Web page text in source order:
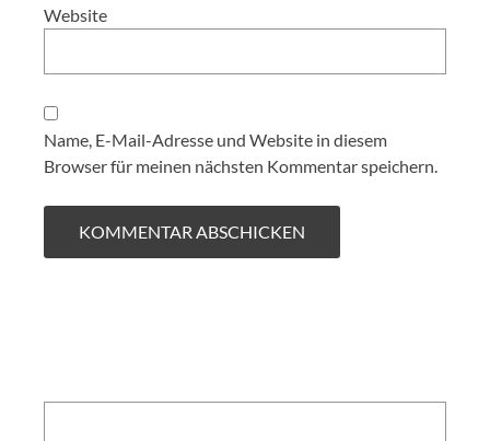
Website
Name, E-Mail-Adresse und Website in diesem
Browser für meinen nächsten Kommentar speichern.